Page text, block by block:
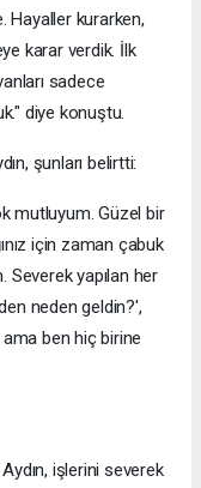
Hayaller kurarken,
karar verdik. İlk
sadece
diye konuştu.
şunları belirtti:
mutluyum. Güzel bir
için zaman çabuk
yapılan her
neden geldin?',
ben hiç birine
işlerini severek